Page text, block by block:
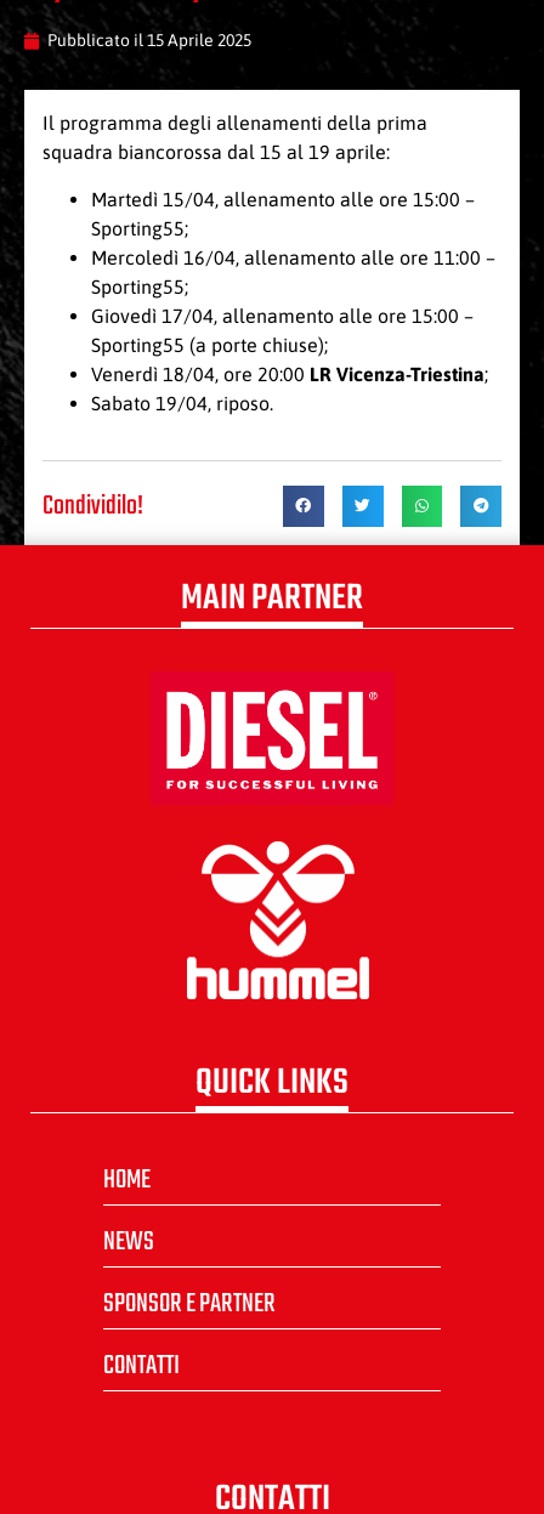
Pubblicato il15 Aprile 2025
Il programma degli allenamenti della prima
squadra biancorossa dal 15 al 19 aprile:
Martedì 15/04, allenamento alle ore 15:00 –
Sporting55;
Mercoledì 16/04, allenamento alle ore 11:00 –
Sporting55;
Giovedì 17/04, allenamento alle ore 15:00 –
Sporting55 (a porte chiuse);
Venerdì 18/04, ore 20:00 LR Vicenza-Triestina;
Sabato 19/04, riposo.
Condividilo!
MAIN PARTNER
QUICK LINKS
HOME
NEWS
SPONSOR E PARTNER
CONTATTI
CONTATTI